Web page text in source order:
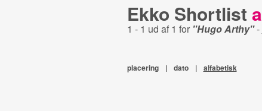
Ekko Shortlist
1 - 1 ud af 1 for "Hugo Arthy"-
placering | dato | alfabetisk